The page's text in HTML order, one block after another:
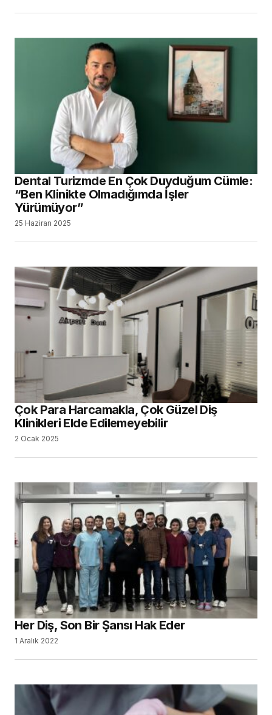
Dental Turizmde En Çok Duyduğum Cümle:
“Ben Klinikte Olmadığımda İşler
Yürümüyor”
25 Haziran 2025
Çok Para Harcamakla, Çok Güzel Diş
Klinikleri Elde Edilemeyebilir
2 Ocak 2025
Her Diş, Son Bir Şansı Hak Eder
1 Aralık 2022